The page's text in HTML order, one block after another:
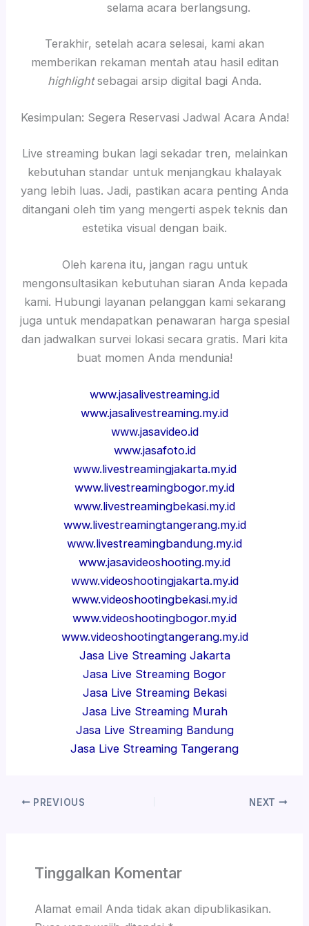
selama acara berlangsung.
Terakhir, setelah acara selesai, kami akan
memberikan rekaman mentah atau hasil editan
highlightsebagai arsip digital bagi Anda.
Kesimpulan: Segera Reservasi Jadwal Acara Anda!
Live streaming bukan lagi sekadar tren, melainkan
kebutuhan standar untuk menjangkau khalayak
yang lebih luas. Jadi, pastikan acara penting Anda
ditangani oleh tim yang mengerti aspek teknis dan
estetika visual dengan baik.
Oleh karena itu, jangan ragu untuk
mengonsultasikan kebutuhan siaran Anda kepada
kami. Hubungi layanan pelanggan kami sekarang
juga untuk mendapatkan penawaran harga spesial
dan jadwalkan survei lokasi secara gratis. Mari kita
buat momen Anda mendunia!
www.jasalivestreaming.id
www.jasalivestreaming.my.id
www.jasavideo.id
www.jasafoto.id
www.livestreamingjakarta.my.id
www.livestreamingbogor.my.id
www.livestreamingbekasi.my.id
www.livestreamingtangerang.my.id
www.livestreamingbandung.my.id
www.jasavideoshooting.my.id
www.videoshootingjakarta.my.id
www.videoshootingbekasi.my.id
www.videoshootingbogor.my.id
www.videoshootingtangerang.my.id
Jasa Live Streaming Jakarta
Jasa Live Streaming Bogor
Jasa Live Streaming Bekasi
Jasa Live Streaming Murah
Jasa Live Streaming Bandung
Jasa Live Streaming Tangerang
PREVIOUS NEXT
Tinggalkan Komentar
Alamat email Anda tidak akan dipublikasikan.